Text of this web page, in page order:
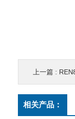
上一篇 :
相关产品：